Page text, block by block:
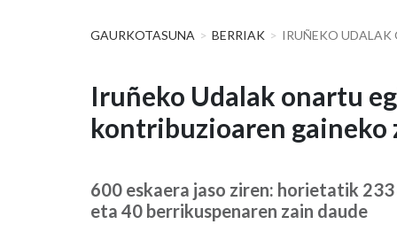
GAURKOTASUNA BERRIAK IRUÑEKO UDALAK
Iruñeko
Udalak
onartu
egin
Iruñeko Udalak onartu
kontribuzioaren gaineko
600 eskaera jaso ziren: horietatik
eta 40 berrikuspenaren zain daude